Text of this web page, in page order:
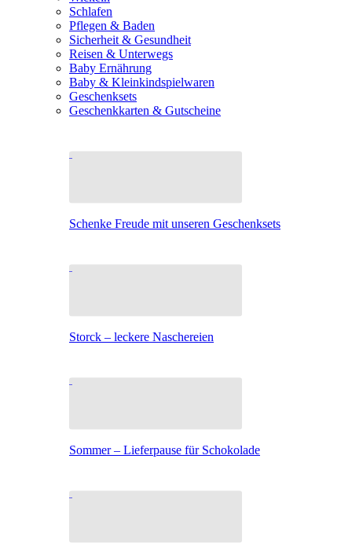
Schlafen
Pflegen & Baden
Sicherheit & Gesundheit
Reisen & Unterwegs
Baby Ernährung
Baby & Kleinkindspielwaren
Geschenksets
Geschenkkarten & Gutscheine
Schenke Freude mit unseren Geschenksets
Storck – leckere Naschereien
Sommer – Lieferpause für Schokolade